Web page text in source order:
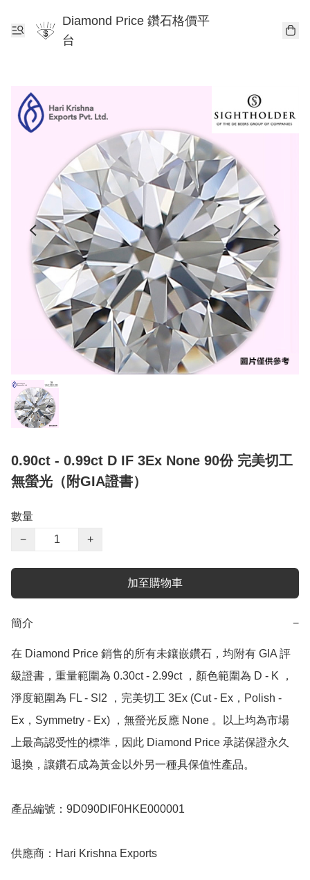
Diamond Price 鑽石格價平
台
0.90ct - 0.99ct D IF 3Ex None 90份 完美切工
無螢光（附GIA證書）
數量
−
+
加至購物車
簡介 −
在 Diamond Price 銷售的所有未鑲嵌鑽石，均附有 GIA 評
級證書，重量範圍為 0.30ct - 2.99ct ，顏色範圍為 D - K ，
淨度範圍為 FL - SI2 ，完美切工 3Ex (Cut - Ex，Polish -
Ex，Symmetry - Ex) ，無螢光反應 None 。以上均為市場
上最高認受性的標準，因此 Diamond Price 承諾保證永久
退換，讓鑽石成為黃金以外另一種具保值性產品。
產品編號：9D090DIF0HKE000001
供應商：Hari Krishna Exports